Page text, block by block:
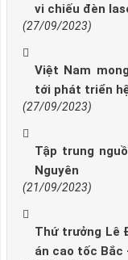
vi chiếu đèn
(27/09/2023)
Việt Nam
tới phát triển
(27/09/2023)
Tập trung
Nguyên
(21/09/2023)
Thứ trưởng Lê
án cao tốc Bắc